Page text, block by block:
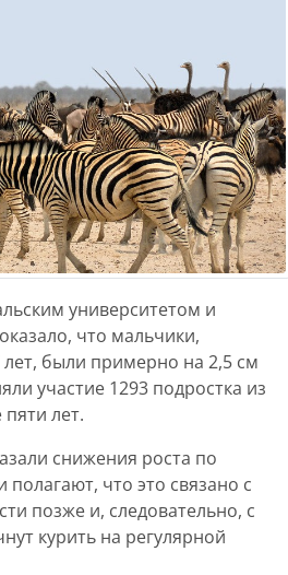
университетом и
что мальчики,
лет, были примерно на 2,5 см
участие 1293 подростка из
лет.
снижения роста по
что это связано с
позже и, следовательно, с
курить на регулярной